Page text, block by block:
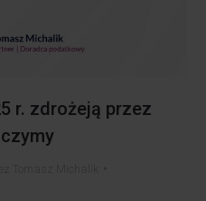
r. zdrożeją przez